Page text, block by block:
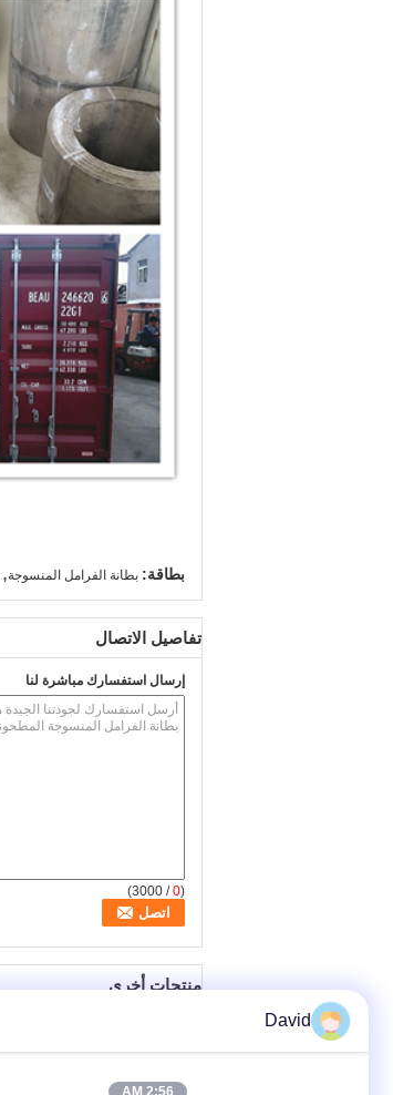
بطاقة: بطانة الفرامل المنسوجة,
تفاصيل الاتصال
إرسال استفسارك مباشرة لنا
(
0
/ 3000)
منتجات أخرى
David
2:56 AM